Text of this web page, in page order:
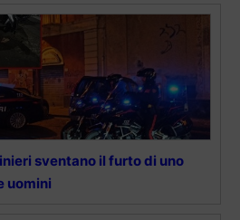
sventano il furto di uno
uomini